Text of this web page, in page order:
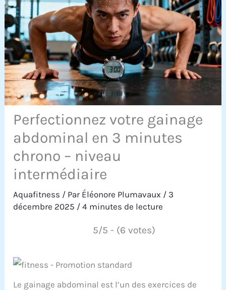
Perfectionnez votre gainage
abdominal en 3 minutes
chrono – niveau
intermédiaire
Aquafitness / Par Éléonore Plumavaux / 3
décembre 2025 /4 minutes de lecture
5/5 - (6 votes)
Le gainage abdominal est l’un des exercices de